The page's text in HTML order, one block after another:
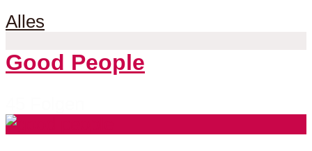
Alles
Good People